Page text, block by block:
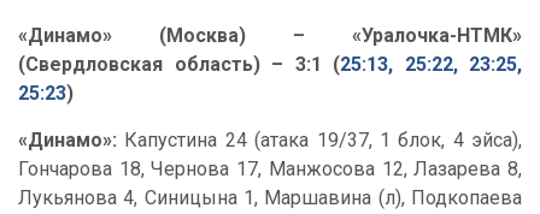
«Динамо» (Москва) – «Уралочка-НТМК»
(Свердловская область) – 3:1 (25:13, 25:22, 23:25,
25:23)
«Динамо»: Капустина 24 (атака 19/37, 1 блок, 4 эйса),
Гончарова 18, Чернова 17, Манжосова 12, Лазарева 8,
Лукьянова 4, Синицына 1, Маршавина (л), Подкопаева